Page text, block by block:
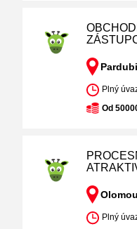
Plný
Od
Plný